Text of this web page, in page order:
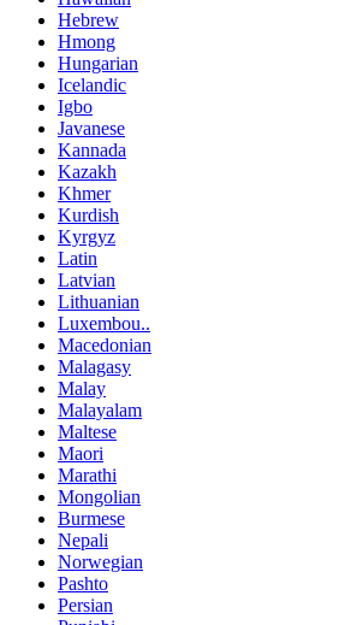
Hebrew
Hmong
Hungarian
Icelandic
Igbo
Javanese
Kannada
Kazakh
Khmer
Kurdish
Kyrgyz
Latin
Latvian
Lithuanian
Luxembou..
Macedonian
Malagasy
Malay
Malayalam
Maltese
Maori
Marathi
Mongolian
Burmese
Nepali
Norwegian
Pashto
Persian